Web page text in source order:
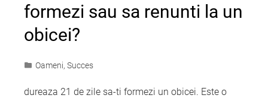
formezi sau sa renunti la un
obicei?
Oameni, Succes
dureaza 21 de zile sa-ti formezi un obicei. Este o